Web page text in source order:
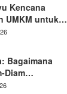
Kencana
UMKM untuk…
Bagaimana
Diam…